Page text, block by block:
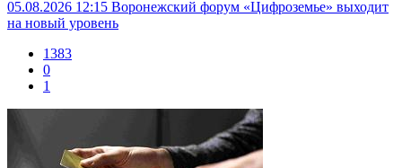
05.08.2026 12:15 Воронежский форум «Цифроземье» выходит
на новый уровень
1383
0
1